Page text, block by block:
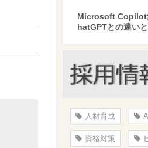
Microsoft Copilot
hatGPTとの違い
人材育成
資格対策